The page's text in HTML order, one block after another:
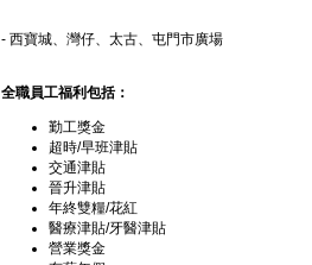
- 西寶城、灣仔、太古、屯門市廣場
全職員工福利包括：
勤工獎金
超時/早班津貼
交通津貼
晉升津貼
年終雙糧/花紅
醫療津貼/牙醫津貼
營業獎金